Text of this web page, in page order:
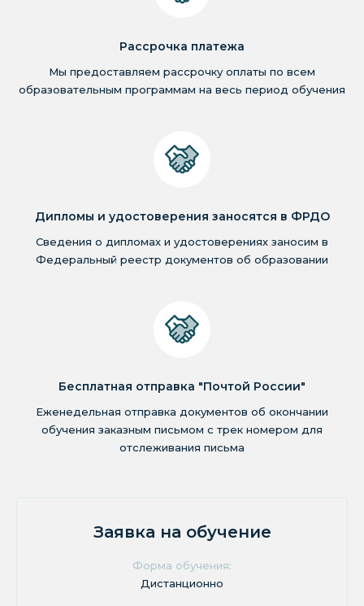
Заявка на обучение
Форма обучения:
Дистанционно
Рассрочка платежа
Мы предоставляем рассрочку оплаты по всем
образовательным программам на весь период обучения
Дипломы и удостоверения заносятся в ФРДО
Сведения о дипломах и удостоверениях заносим в
Федеральный реестр документов об образовании
Бесплатная отправка "Почтой России"
Еженедельная отправка документов об окончании
обучения заказным письмом с трек номером для
отслеживания письма